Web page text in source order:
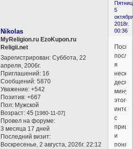
5
2018г.
00:36
Nikolas
MyReligion.ru EzoKupon.ru
Religii.net
Зарегистрирован: Суббота, 22
апреля, 2006г.
Приглашений: 16
Сообщений: 5870
Уважение: +542
Позитив: +667
Пол: Мужской
Возраст: 45[1980-11-07]
Провел на форуме:
3 месяца 17 дней
Последний визит:
Воскресенье, 2 августа, 2026г. 22:12
я
минут
этого
с
и
понял,